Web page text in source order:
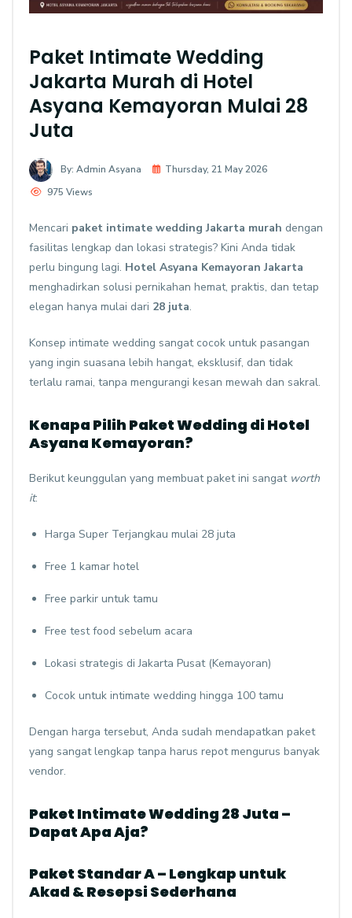
Paket Intimate Wedding
Jakarta Murah di Hotel
Asyana Kemayoran Mulai 28
Juta
By: Admin Asyana
Thursday, 21 May 2026
975 Views
Mencari paket intimate wedding Jakarta murah dengan
fasilitas lengkap dan lokasi strategis? Kini Anda tidak
perlu bingung lagi. Hotel Asyana Kemayoran Jakarta
menghadirkan solusi pernikahan hemat, praktis, dan tetap
elegan hanya mulai dari 28 juta.
Konsep intimate wedding sangat cocok untuk pasangan
yang ingin suasana lebih hangat, eksklusif, dan tidak
terlalu ramai, tanpa mengurangi kesan mewah dan sakral.
Kenapa Pilih Paket Wedding di Hotel
Asyana Kemayoran?
Berikut keunggulan yang membuat paket ini sangat worth
it:
Harga Super Terjangkau mulai 28 juta
Free 1 kamar hotel
Free parkir untuk tamu
Free test food sebelum acara
Lokasi strategis di Jakarta Pusat (Kemayoran)
Cocok untuk intimate wedding hingga 100 tamu
Dengan harga tersebut, Anda sudah mendapatkan paket
yang sangat lengkap tanpa harus repot mengurus banyak
vendor.
Paket Intimate Wedding 28 Juta –
Dapat Apa Aja?
Paket Standar A – Lengkap untuk
Akad & Resepsi Sederhana